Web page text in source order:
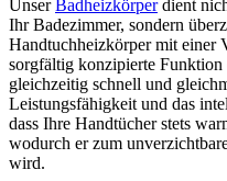
UnserBadheizkörperdient
Ihr Badezimmer, sondern
Handtuchheizkörper mit einer
sorgfältig konzipierte Funktion
gleichzeitig schnell und
Leistungsfähigkeit und das
dass Ihre Handtücher stets
wodurch er zum
wird.